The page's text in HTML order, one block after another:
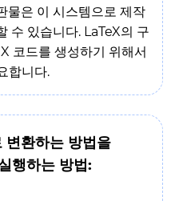
물은 이 시스템으로 제작
수 있습니다. LaTeX의 구
코드를 생성하기 위해서
합니다.
환하는 방법을
행하는 방법: